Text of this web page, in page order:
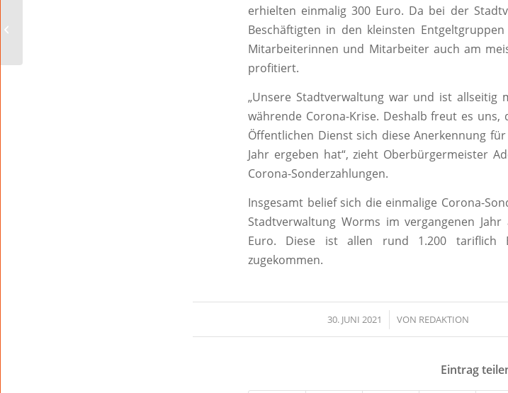
erhielten einmalig 300 Euro. Da bei der
Beschäftigten in den kleinsten
Mitarbeiterinnen und Mitarbeiter auch am
profitiert.
„Unsere Stadtverwaltung war und ist
währende Corona-Krise. Deshalb freut es
Öffentlichen Dienst sich diese Anerkennung
Jahr ergeben hat“, zieht Oberbürgermeister
Corona-Sonderzahlungen.
Insgesamt belief sich die einmalige Corona-
Stadtverwaltung Worms im vergangenen
Euro. Diese ist allen rund 1.200 tariflich
zugekommen.
30. JUNI 2021
/ VON REDAKTION
Eintrag